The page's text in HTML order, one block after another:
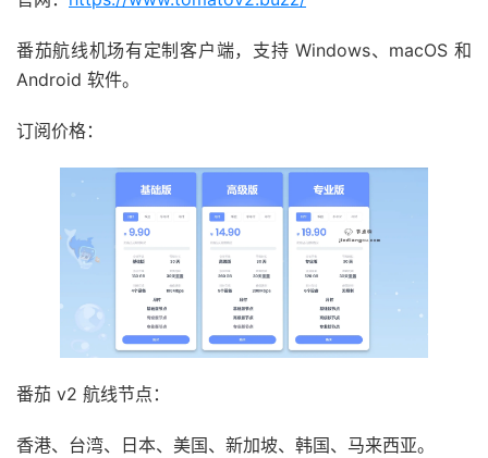
番茄航线机场有定制客户端，支持 Windows、macOS 和
Android 软件。
订阅价格：
番茄 v2 航线节点：
香港、台湾、日本、美国、新加坡、韩国、马来西亚。